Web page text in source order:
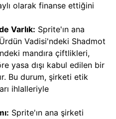
olarak finanse ettiğini
Varlık: Sprite'ın ana
Vadisi'ndeki Shadmot
mandıra çiftlikleri,
yasa dışı kabul edilen bir
Bu durum, şirketi etik
ihlalleriyle
Sprite'ın ana şirketi